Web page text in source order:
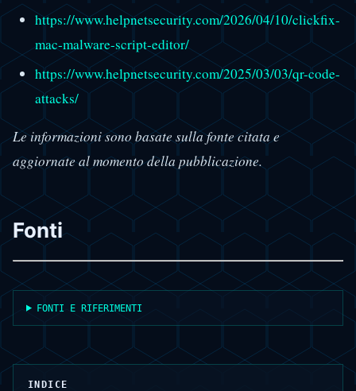
https://www.helpnetsecurity.com/2026/04/10/clickfix-
mac-malware-script-editor/
https://www.helpnetsecurity.com/2025/03/03/qr-code-
attacks/
Le informazioni sono basate sulla fonte citata e
aggiornate al momento della pubblicazione.
Fonti
FONTI E RIFERIMENTI
INDICE